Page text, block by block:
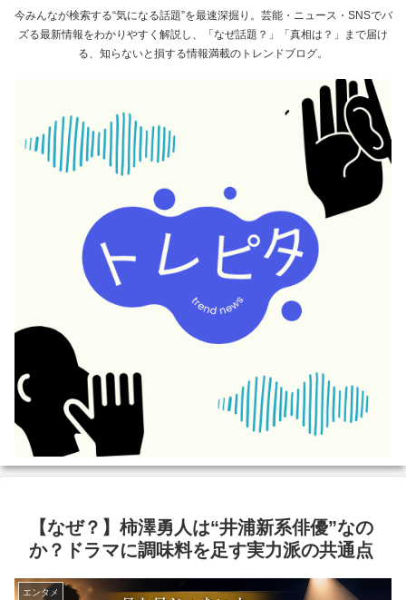
今みんなが検索する“気になる話題”を最速深掘り。芸能・ニュース・SNSでバ
ズる最新情報をわかりやすく解説し、「なぜ話題？」「真相は？」まで届け
る、知らないと損する情報満載のトレンドブログ。
【なぜ？】柿澤勇人は“井浦新系俳優”なの
か？ドラマに調味料を足す実力派の共通点
エンタメ